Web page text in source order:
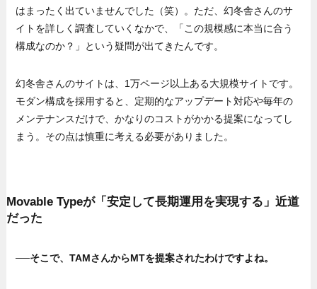
はまったく出ていませんでした（笑）。ただ、幻冬舎さんのサ
イトを詳しく調査していくなかで、「この規模感に本当に合う
構成なのか？」という疑問が出てきたんです。
幻冬舎さんのサイトは、1万ページ以上ある大規模サイトです。
モダン構成を採用すると、定期的なアップデート対応や毎年の
メンテナンスだけで、かなりのコストがかかる提案になってし
まう。その点は慎重に考える必要がありました。
Movable Typeが「安定して長期運用を実現する」近道
だった
──そこで、TAMさんからMTを提案されたわけですよね。